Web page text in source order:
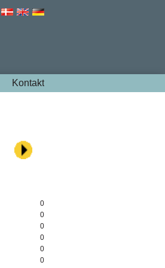
Kontakt
0
0
0
0
0
0